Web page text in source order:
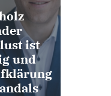
ist
und